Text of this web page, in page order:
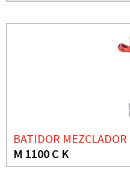
BATIDOR MEZCLADOR
M 1100 C K